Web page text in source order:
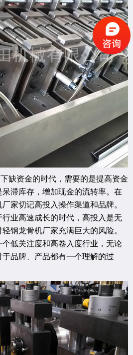
资金的时代，需要的是提高资金
滞库存，增加现金的流转率。在
家切记高投入操作渠道和品牌。
业高速成长的时代，高投入是无
钢龙骨机厂家充满巨大的风险。
低关注度和高卷入度行业，无论
品牌、产品都有一个理解的过